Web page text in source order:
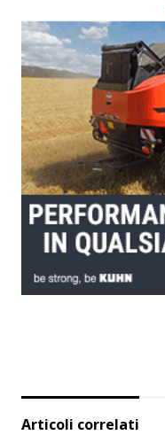
Articoli correlati